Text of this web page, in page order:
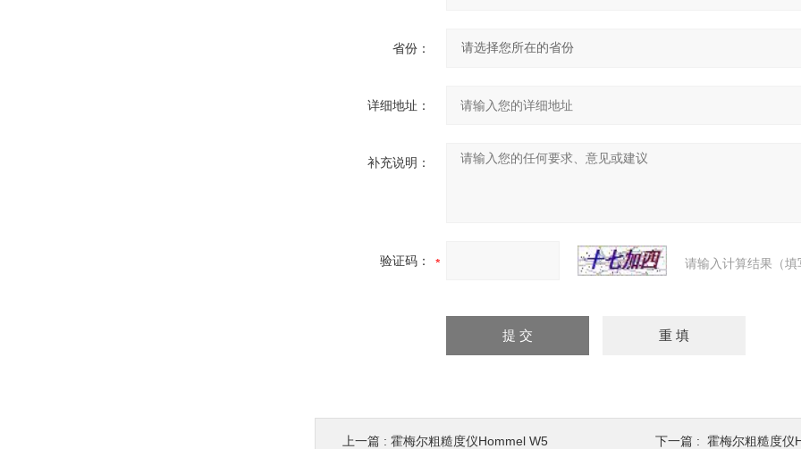
省份：
详细地址：
补充说明：
验证码： 请输入计算结果（
上一篇 : 霍梅尔粗糙度仪Hommel W5 下一篇 : 霍梅尔粗糙度仪